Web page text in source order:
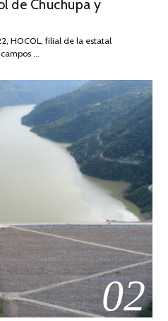
DE
2026
de Chuchupa y
HOCOL, filial de la estatal
…
02